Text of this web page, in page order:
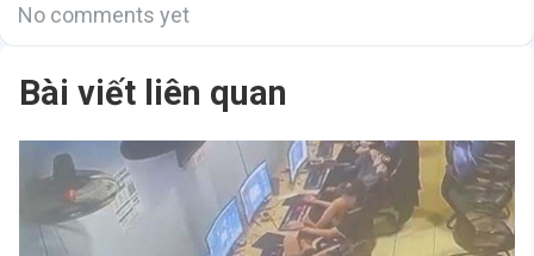
No comments yet
Bài viết liên quan